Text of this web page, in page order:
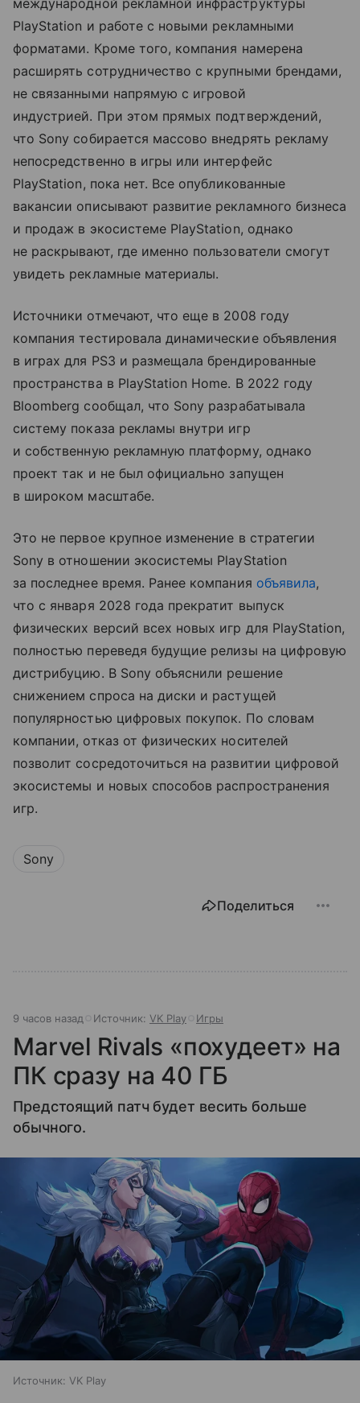
PlayStation и работе с новыми рекламными
форматами. Кроме того, компания намерена
расширять сотрудничество с крупными брендами,
не связанными напрямую с игровой
индустрией. При этом прямых подтверждений,
что Sony собирается массово внедрять рекламу
непосредственно в игры или интерфейс
PlayStation, пока нет. Все опубликованные
вакансии описывают развитие рекламного бизнеса
и продаж в экосистеме PlayStation, однако
не раскрывают, где именно пользователи смогут
увидеть рекламные материалы.
Источники отмечают, что еще в 2008 году
компания тестировала динамические объявления
в играх для PS3 и размещала брендированные
пространства в PlayStation Home. В 2022 году
Bloomberg сообщал, что Sony разрабатывала
систему показа рекламы внутри игр
и собственную рекламную платформу, однако
проект так и не был официально запущен
в широком масштабе.
Это не первое крупное изменение в стратегии
Sony в отношении экосистемы PlayStation
за последнее время. Ранее компания объявила,
что с января 2028 года прекратит выпуск
физических версий всех новых игр для PlayStation,
полностью переведя будущие релизы на цифровую
дистрибуцию. В Sony объяснили решение
снижением спроса на диски и растущей
популярностью цифровых покупок. По словам
компании, отказ от физических носителей
позволит сосредоточиться на развитии цифровой
экосистемы и новых способов распространения
игр.
Sony
Поделиться
9 часов назад Источник: VK Play Игры
Marvel Rivals «похудеет» на
ПК сразу на 40 ГБ
Предстоящий патч будет весить больше
обычного.
Источник: VK Play